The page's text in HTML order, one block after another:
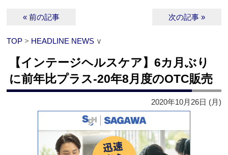
« 前の記事 次の記事 »
TOP > HEADLINE NEWS ∨
【インテージヘルスケア】6カ月ぶり
に前年比プラス‐20年8月度のOTC販売
2020年10月26日 (月)